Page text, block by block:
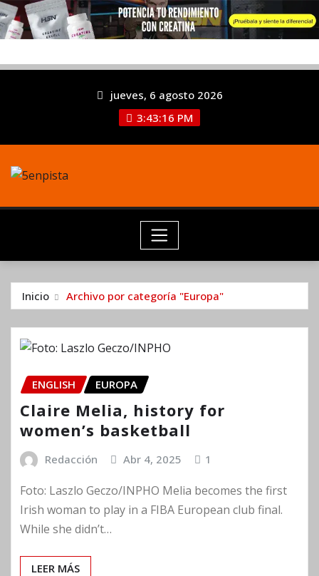
jueves, 6 agosto 2026
3:43:16 PM
Inicio Archivo por categoría "Europa"
ENGLISH EUROPA
Claire Melia, history for
women’s basketball
Redacción Abr 4, 2025 1
Foto: Laszlo Geczo/INPHO Melia becomes the first
Irish woman to play in a FIBA European club final.
While she didn’t…
LEER MÁS